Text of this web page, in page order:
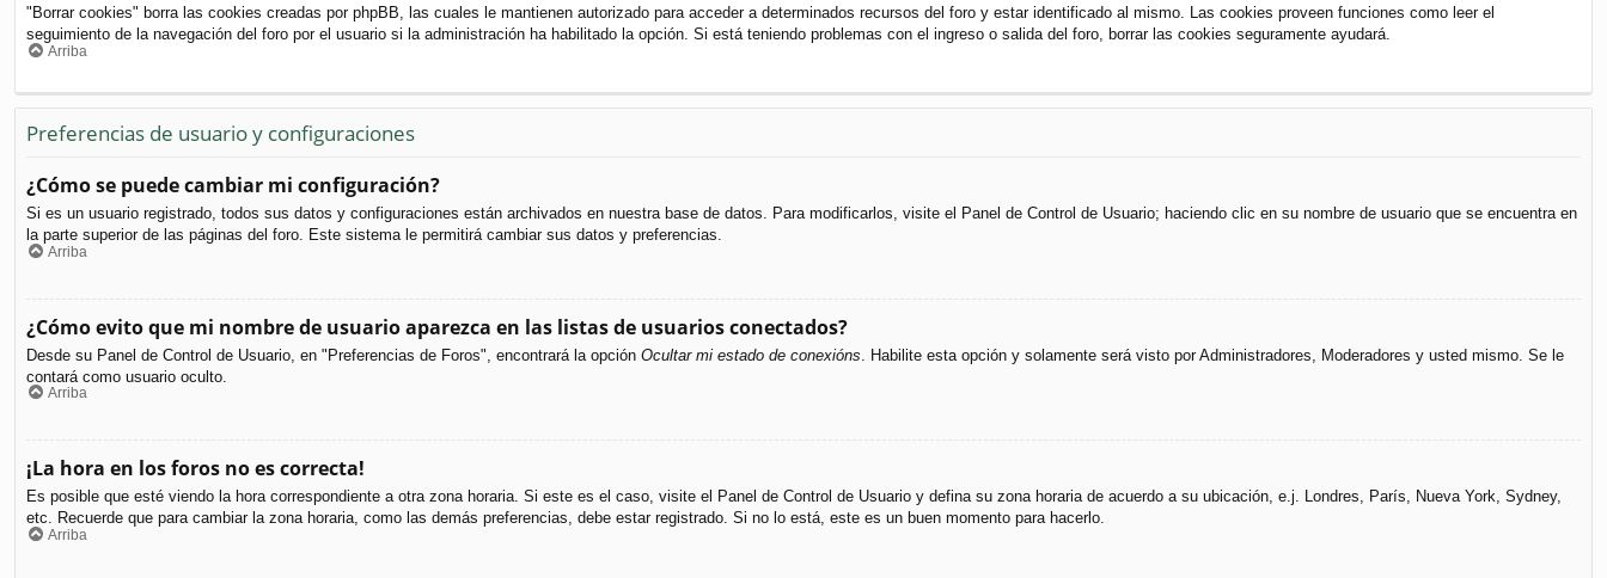
"Borrar cookies" borra las cookies creadas por phpBB, las cuales le mantienen autorizado para acceder a determinados recursos del foro y estar identificado al mismo. Las cookies proveen funciones como leer el
seguimiento de la navegación del foro por el usuario si la administración ha habilitado la opción. Si está teniendo problemas con el ingreso o salida del foro, borrar las cookies seguramente ayudará.
Arriba
Preferencias de usuario y configuraciones
¿Cómo se puede cambiar mi configuración?
Si es un usuario registrado, todos sus datos y configuraciones están archivados en nuestra base de datos. Para modificarlos, visite el Panel de Control de Usuario; haciendo clic en su nombre de usuario que se encuentra en
la parte superior de las páginas del foro. Este sistema le permitirá cambiar sus datos y preferencias.
Arriba
¿Cómo evito que mi nombre de usuario aparezca en las listas de usuarios conectados?
Desde su Panel de Control de Usuario, en "Preferencias de Foros", encontrará la opción Ocultar mi estado de conexións . Habilite esta opción y solamente será visto por Administradores, Moderadores y usted mismo. Se le
contará como usuario oculto.
Arriba
¡La hora en los foros no es correcta!
Es posible que esté viendo la hora correspondiente a otra zona horaria. Si este es el caso, visite el Panel de Control de Usuario y defina su zona horaria de acuerdo a su ubicación, e.j. Londres, París, Nueva York, Sydney,
etc. Recuerde que para cambiar la zona horaria, como las demás preferencias, debe estar registrado. Si no lo está, este es un buen momento para hacerlo.
Arriba